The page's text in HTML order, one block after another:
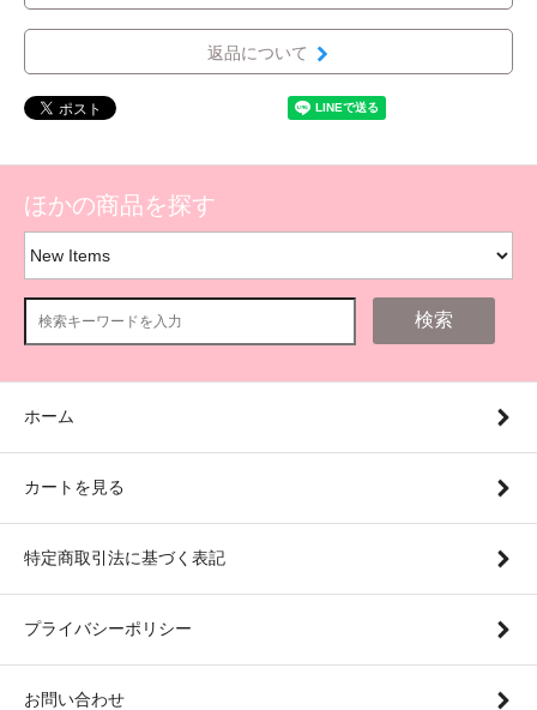
返品について
ほかの商品を探す
検索
ホーム
カートを見る
特定商取引法に基づく表記
プライバシーポリシー
お問い合わせ